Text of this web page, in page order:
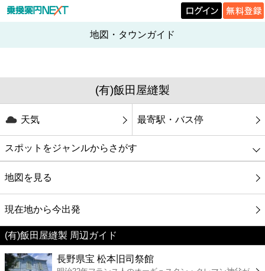
地図・タウンガイド
(有)飯田屋縫製
天気 最寄駅・バス停
スポットをジャンルからさがす
グルメ
映画
美容
地図を見る
現在地から今出発
(有)飯田屋縫製 周辺ガイド
長野県宝 松本旧司祭館